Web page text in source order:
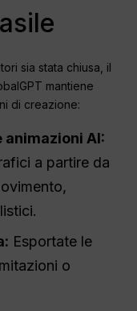
sia stata chiusa, il
mantiene
di creazione:
animazioni AI:
a partire da
Esportate le
o